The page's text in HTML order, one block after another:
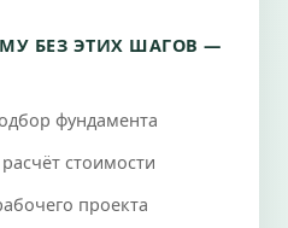
БЕЗ ЭТИХ ШАГОВ —
фундамента
стоимости
проекта